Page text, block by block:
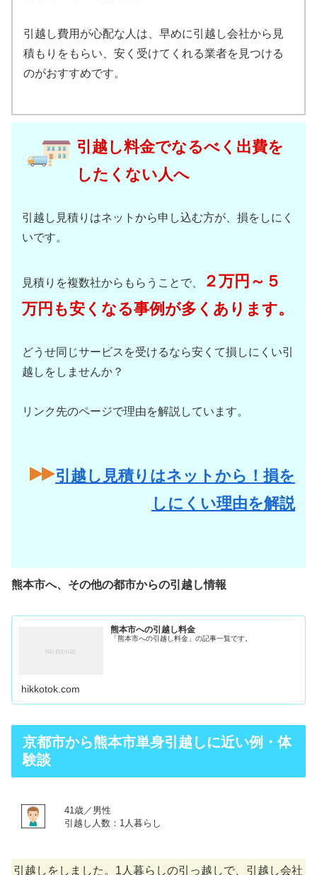
引越し費用が心配な人は、早めに引越し会社から見
積もりをもらい、安く受けてくれる業者を見つける
のがおすすめです。
引越し料金でなるべく出費を
したくない人へ
引越し見積りはネットから申し込む方が、損をしにく
いです。
見積りを複数社からもらうことで、
２万円～５
万円も安くなる事例が多くあります。
どうせ同じサービスを受けるなら安くて損しにくい引
越しをしませんか？
リンク先のページで理由を解説しています。
引越し見積りはネットから！損を
しにくい理由を解説
熊本市へ、その他の都市からの引越し情報
熊本市への引越し料金
「熊本市への引越し料金」の記事一覧です。
hikkotok.com
京都市から熊本市単身引越しに近い例・体
験談
41歳／男性
引越し人数：1人暮らし
引越しをしました。1人暮らしの引っ越しで、引越し会社